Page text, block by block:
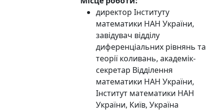
директор Інституту
математики НАН України,
завідувач відділу
диференціальних рівнянь та
теорії коливань, академік-
секретар Відділення
математики НАН України,
Інститут математики НАН
України, Київ, Україна